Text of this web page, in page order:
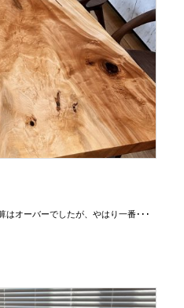
はオーバーでしたが、やはり一番･･･